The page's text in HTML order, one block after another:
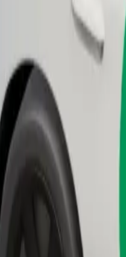
knapptryck bort!
bilar.